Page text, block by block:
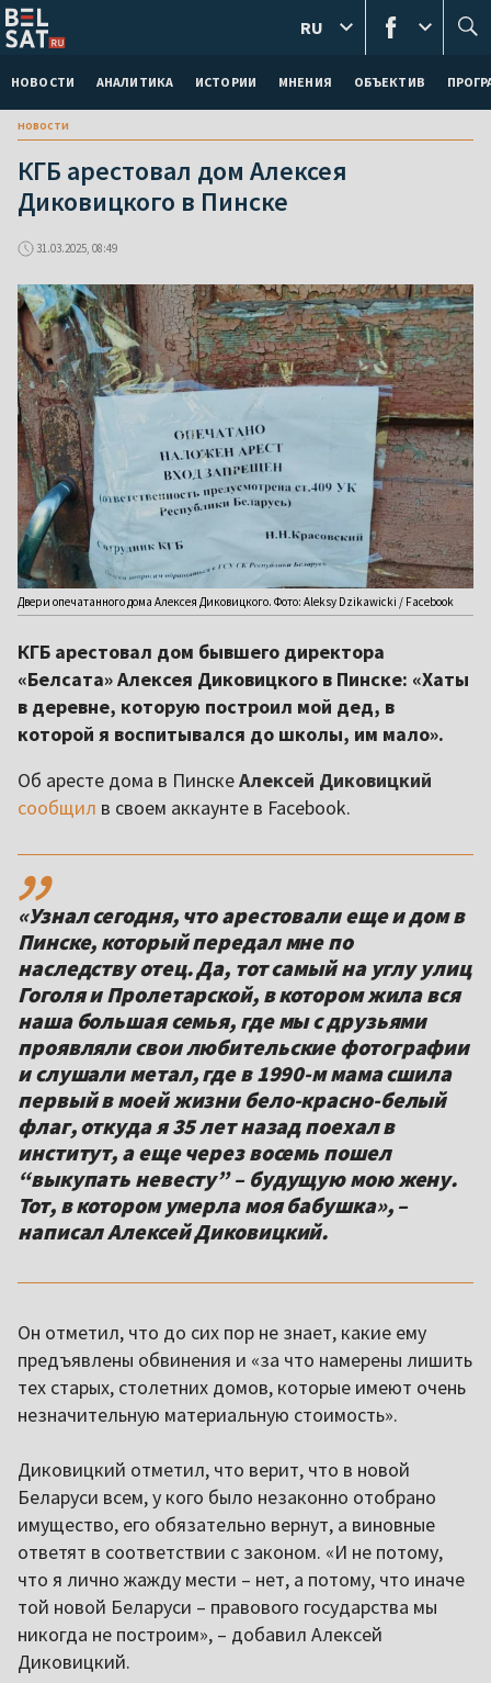
НОВОСТИ АНАЛИТИКА ИСТОРИИ МНЕНИЯ ОБЪЕКТИВ
RU
новости
КГБ арестовал дом Алексея
Диковицкого в Пинске
31.03.2025, 08:49
Двери опечатанного дома Алексея Диковицкого. Фото: Aleksy Dzikawicki / Facebook
КГБ арестовал дом бывшего директора
«Белсата» Алексея Диковицкого в Пинске: «Хаты
в деревне, которую построил мой дед, в
которой я воспитывался до школы, им мало».
Об аресте дома в ПинскеАлексей Диковицкий
сообщил в своем аккаунте в Facebook.
,,
«Узнал сегодня, что арестовали еще и дом в
Пинске, который передал мне по
наследству отец. Да, тот самый на углу улиц
Гоголя и Пролетарской, в котором жила вся
наша большая семья, где мы с друзьями
проявляли свои любительские фотографии
и слушали метал, где в 1990-м мама сшила
первый в моей жизни бело-красно-белый
флаг, откуда я 35 лет назад поехал в
институт, а еще через восемь пошел
“выкупать невесту” – будущую мою жену.
Тот, в котором умерла моя бабушка», –
написал Алексей Диковицкий.
Он отметил, что до сих пор не знает, какие ему
предъявлены обвинения и «за что намерены лишить
тех старых, столетних домов, которые имеют очень
незначительную материальную стоимость».
Диковицкий отметил, что верит, что в новой
Беларуси всем, у кого было незаконно отобрано
имущество, его обязательно вернут, а виновные
ответят в соответствии с законом. «И не потому,
что я лично жажду мести – нет, а потому, что иначе
той новой Беларуси – правового государства мы
никогда не построим», – добавил Алексей
Диковицкий.